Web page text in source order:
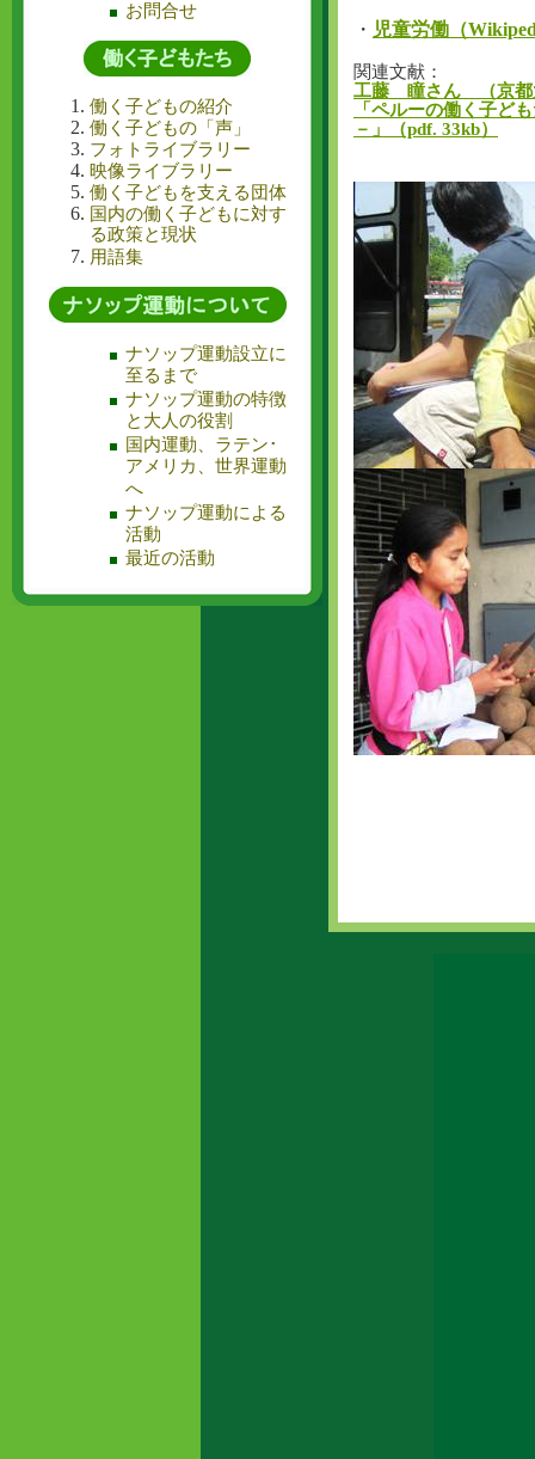
お問合せ
働く子どもの紹介
働く子どもの「声」
フォトライブラリー
映像ライブラリー
働く子どもを支える団体
国内の働く子どもに対す
る政策と現状
用語集
ナソップ運動設立に
至るまで
ナソップ運動の特徴
と大人の役割
国内運動、ラテン･
アメリカ、世界運動
へ
ナソップ運動による
活動
最近の活動
・ 児童労働（
関連文献：
工藤 瞳さん （京都
「ペルーの働く子ど
－」（pdf. 33kb）